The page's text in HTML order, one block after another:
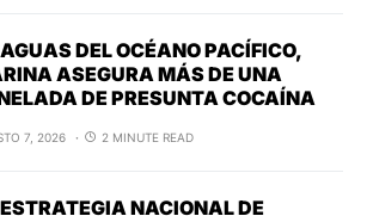
DEL OCÉANO PACÍFICO,
ASEGURA MÁS DE UNA
DE PRESUNTA COCAÍNA
7, 2026 2 MINUTE READ
NACIONAL DE